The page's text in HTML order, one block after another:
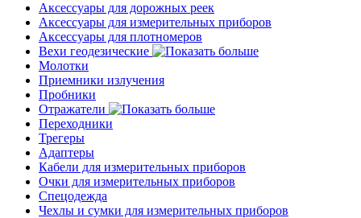
Аксессуары для дорожных реек
Аксессуары для измерительных приборов
Аксессуары для плотномеров
Вехи геодезические
Молотки
Приемники излучения
Пробники
Отражатели
Переходники
Трегеры
Адаптеры
Кабели для измерительных приборов
Очки для измерительных приборов
Спецодежда
Чехлы и сумки для измерительных приборов